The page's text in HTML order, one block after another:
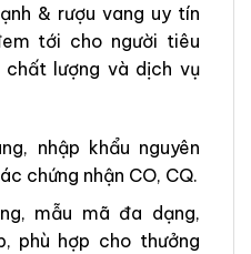
& rượu vang uy tín
tới cho người tiêu
chất lượng và dịch vụ
nhập khẩu nguyên
chứng nhận CO, CQ.
mẫu mã đa dạng,
phù hợp cho thưởng